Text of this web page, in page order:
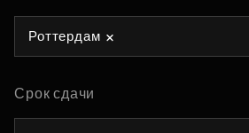
Роттердам
Срок сдачи